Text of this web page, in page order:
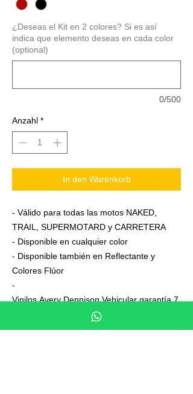
¿Deseas el Kit en 2 colores? Si es así
indica que elemento deseas en cada color
(optional)
0/500
Anzahl *
In den Warenkorb
- Válido para todas las motos NAKED,
TRAIL, SUPERMOTARD y CARRETERA
- Disponible en cualquier color
- Disponible también en Reflectante y
Colores Flúor
-
Vinilos Avery Dennison Vehicular garantía 7
- Junto a su pedido se adjuntan unas